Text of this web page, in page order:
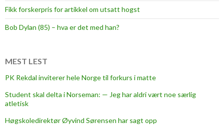
k
o
s
a
l
l
a
Fikk forskerpris for artikkel om utsatt hogst
Bob Dylan (85) – hva er det med han?
MEST LEST
PK Rekdal inviterer hele Norge til forkurs i matte
Student skal delta i Norseman: — Jeg har aldri vært noe særlig
atletisk
Høgskoledirektør Øyvind Sørensen har sagt opp